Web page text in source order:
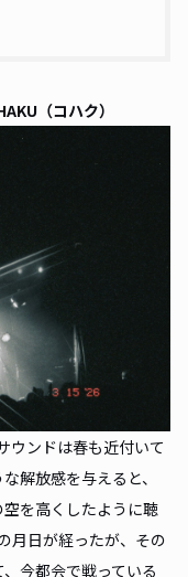
（コハク）
ウンドは春も近付いて
解放感を与えると、
を高くしたように聴
月日が経ったが、その
今都会で戦っている